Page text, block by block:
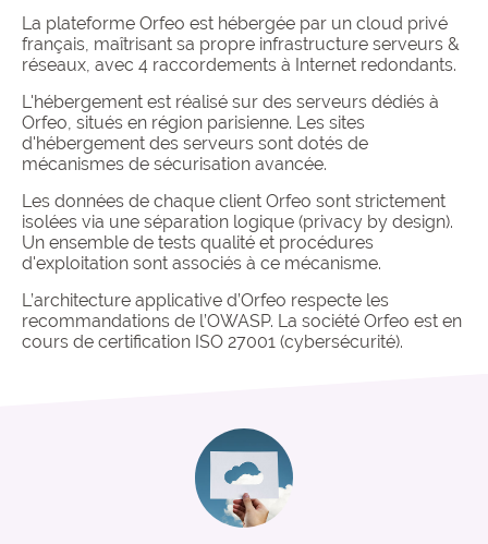
La plateforme Orfeo est hébergée par un cloud privé
français, maîtrisant sa propre infrastructure serveurs &
réseaux, avec 4 raccordements à Internet redondants.
L'hébergement est réalisé sur des serveurs dédiés à
Orfeo, situés en région parisienne. Les sites
d'hébergement des serveurs sont dotés de
mécanismes de sécurisation avancée.
Les données de chaque client Orfeo sont strictement
isolées via une séparation logique (privacy by design).
Un ensemble de tests qualité et procédures
d'exploitation sont associés à ce mécanisme.
L’architecture applicative d’Orfeo respecte les
recommandations de l’OWASP. La société Orfeo est en
cours de certification ISO 27001 (cybersécurité).